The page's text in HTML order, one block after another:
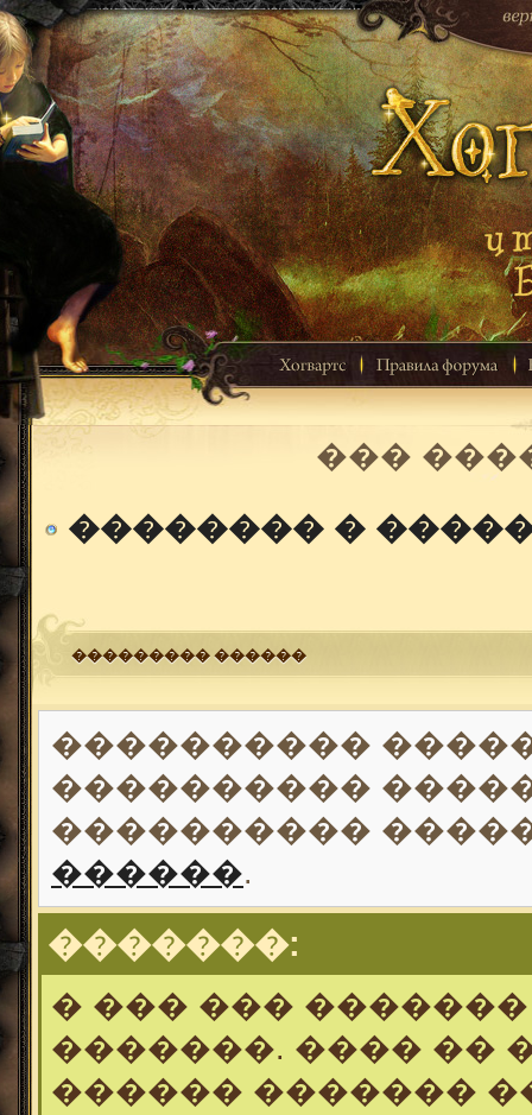
���
�������� �
��������� ������
����������
����������
����������
������.
�������:
� ��� ���
�������. ���� ��
������ �������